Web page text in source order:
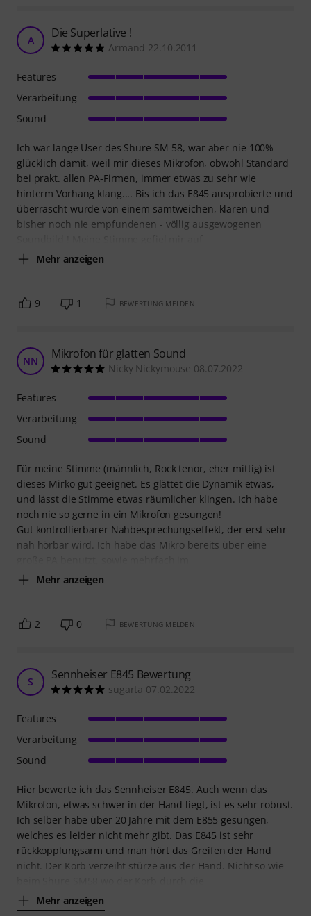
A Die Superlative !
Armand 22.10.2011
Ich war lange User des Shure SM-58, war aber nie 100%
glücklich damit, weil mir dieses Mikrofon, obwohl Standard
bei prakt. allen PA-Firmen, immer etwas zu sehr wie
hinterm Vorhang klang.... Bis ich das E845 ausprobierte und
überrascht wurde von einem samtweichen, klaren und
bisher noch nie empfundenen - völlig ausgewogenen
Mehr anzeigen
Features
Verarbeitung
Sound
9 1 BEWERTUNG MELDEN
NN Mikrofon für glatten Sound
Nicky Nickymouse 08.07.2022
Für meine Stimme (männlich, Rock tenor, eher mittig) ist
dieses Mirko gut geeignet. Es glättet die Dynamik etwas,
und lässt die Stimme etwas räumlicher klingen. Ich habe
noch nie so gerne in ein Mikrofon gesungen!
Gut kontrollierbarer Nahbesprechungseffekt, der erst sehr
nah hörbar wird. Ich habe das Mikro bereits über eine
Mehr anzeigen
Features
Verarbeitung
Sound
2 0 BEWERTUNG MELDEN
S Sennheiser E845 Bewertung
sugarta 07.02.2022
Hier bewerte ich das Sennheiser E845. Auch wenn das
Mikrofon, etwas schwer in der Hand liegt, ist es sehr robust.
Ich selber habe über 20 Jahre mit dem E855 gesungen,
welches es leider nicht mehr gibt. Das E845 ist sehr
rückkopplungsarm und man hört das Greifen der Hand
nicht. Der Korb verzeiht stürze aus der Hand. Nicht so wie
Mehr anzeigen
Features
Verarbeitung
Sound